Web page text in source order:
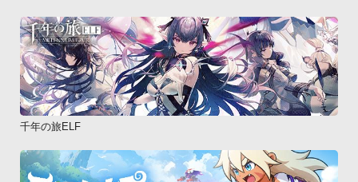
千年の旅ELF